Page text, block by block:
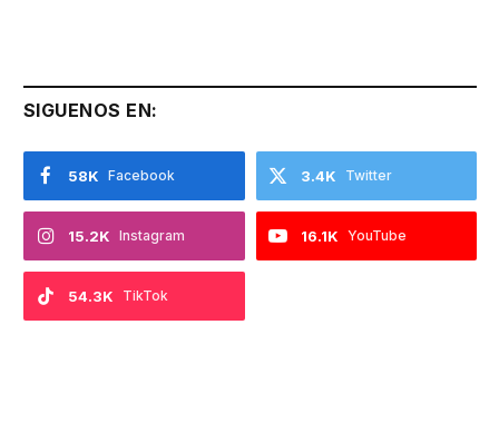
SIGUENOS EN:
Facebook
58K Twitter
3.4K
Instagram
15.2K YouTube
16.1K
TikTok
54.3K